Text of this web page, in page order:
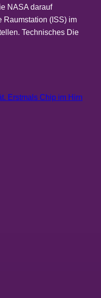
NASA darauf
Raumstation (ISS) im
Technisches Die